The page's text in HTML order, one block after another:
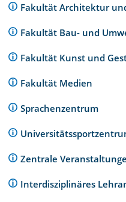
Fakultät Architektur
Fakultät Bau- und
Fakultät Kunst und
Fakultät Medien
Sprachenzentrum
Zentrale
Interdisziplinäres